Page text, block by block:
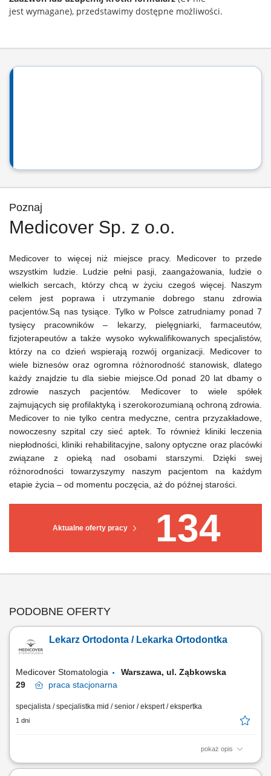
jest wymagane), przedstawimy dostępne możliwości.
Poznaj
Medicover Sp. z o.o.
Aktualne oferty pracy 134
Medicover to więcej niż miejsce pracy. Medicover to przede
wszystkim ludzie. Ludzie pełni pasji, zaangażowania, ludzie o
wielkich sercach, którzy chcą w życiu czegoś więcej. Naszym
celem jest poprawa i utrzymanie dobrego stanu zdrowia
pacjentów.Są nas tysiące. Tylko w Polsce zatrudniamy ponad 7
tysięcy pracowników – lekarzy, pielęgniarki, farmaceutów,
fizjoterapeutów a także wysoko wykwalifikowanych specjalistów,
którzy na co dzień wspierają rozwój organizacji. Medicover to
wiele biznesów oraz ogromna różnorodność stanowisk, dlatego
każdy znajdzie tu dla siebie miejsce.Od ponad 20 lat dbamy o
zdrowie naszych pacjentów. Medicover to wiele spółek
zajmujących się profilaktyką i szerokorozumianą ochroną zdrowia.
Medicover to nie tylko centra medyczne, centra przyzakładowe,
nowoczesny szpital czy sieć aptek. To również kliniki leczenia
niepłodności, kliniki rehabilitacyjne, salony optyczne oraz placówki
związane z opieką nad osobami starszymi. Dzięki swej
różnorodności towarzyszymy naszym pacjentom na każdym
etapie życia – od momentu poczęcia, aż do późnej starości.
PODOBNE OFERTY
Lekarz Ortodonta / Lekarka Ortodontka
Medicover Stomatologia
Warszawa, ul. Ząbkowska
29
praca stacjonarna
specjalista / specjalistka mid / senior / ekspert / ekspertka
1 dni
pokaż opis
Zapraszamy do współpracy lekarzy dentystów: posiadających prawo